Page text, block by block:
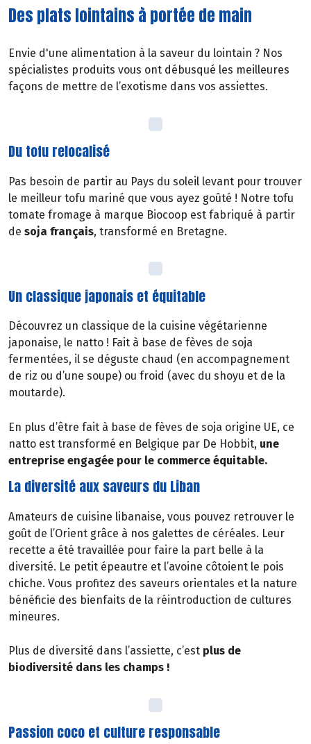
Des plats lointains à portée de main
Envie d'une alimentation à la saveur du lointain ? Nos
spécialistes produits vous ont débusqué les meilleures
façons de mettre de l’exotisme dans vos assiettes.
Du tofu relocalisé
Pas besoin de partir au Pays du soleil levant pour trouver
le meilleur tofu mariné que vous ayez goûté ! Notre tofu
tomate fromage à marque Biocoop est fabriqué à partir
de soja français, transformé en Bretagne.
Un classique japonais et équitable
Découvrez un classique de la cuisine végétarienne
japonaise, le natto ! Fait à base de fèves de soja
fermentées, il se déguste chaud (en accompagnement
de riz ou d’une soupe) ou froid (avec du shoyu et de la
moutarde).
En plus d’être fait à base de fèves de soja origine UE, ce
natto est transformé en Belgique par De Hobbit, une
entreprise engagée pour le commerce équitable.
La diversité aux saveurs du Liban
Amateurs de cuisine libanaise, vous pouvez retrouver le
goût de l’Orient grâce à nos galettes de céréales. Leur
recette a été travaillée pour faire la part belle à la
diversité. Le petit épeautre et l’avoine côtoient le pois
chiche. Vous profitez des saveurs orientales et la nature
bénéficie des bienfaits de la réintroduction de cultures
mineures.
Plus de diversité dans l’assiette, c’est plus de
biodiversité dans les champs !
Passion coco et culture responsable